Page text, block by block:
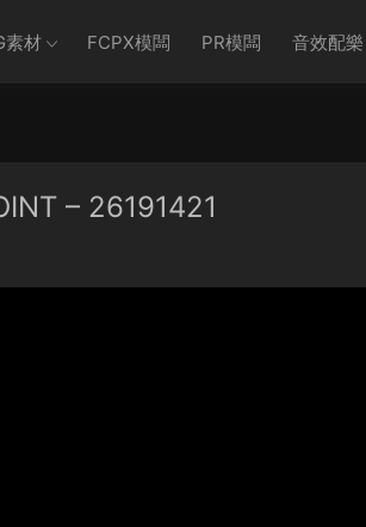
素材 FCPX模闆 PR模闆 音效配樂
– 26191421